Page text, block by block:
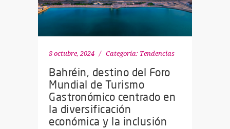
8 octubre, 2024 Categoría: Tendencias
Bahréin, destino del Foro
Mundial de Turismo
Gastronómico centrado en
la diversificación
económica y la inclusión